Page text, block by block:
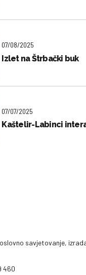
07/08/2025
Izlet na Štrbački buk
07/07/2025
Kaštelir-Labinci
savjetovanje,
460